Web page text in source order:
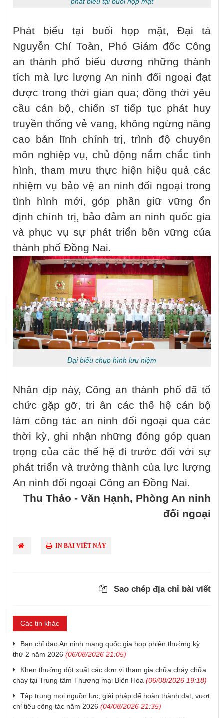
Phát biểu tại buổi họp mặt, Đại tá
Nguyễn Chí Toàn, Phó Giám đốc Công
an thành phố biểu dương những thành
tích mà lực lượng An ninh đối ngoại đạt
được trong thời gian qua; đồng thời yêu
cầu cán bộ, chiến sĩ tiếp tục phát huy
truyền thống vẻ vang, không ngừng nâng
cao bản lĩnh chính trị, trình độ chuyên
môn nghiệp vụ, chủ động nắm chắc tình
hình, tham mưu thực hiện hiệu quả các
nhiệm vụ bảo vệ an ninh đối ngoại trong
tình hình mới, góp phần giữ vững ổn
định chính trị, bảo đảm an ninh quốc gia
và phục vụ sự phát triển bền vững của
thành phố Đồng Nai.
Đại biểu chụp hình lưu niệm
Nhân dịp này, Công an thành phố đã tổ
chức gặp gỡ, tri ân các thế hệ cán bộ
làm công tác an ninh đối ngoại qua các
thời kỳ, ghi nhận những đóng góp quan
trọng của các thế hệ đi trước đối với sự
phát triển và trưởng thành của lực lượng
An ninh đối ngoại Công an Đồng Nai.
Thu Thảo - Văn Hạnh, Phòng An ninh
đối ngoại
IN BÀI VIẾT NÀY
Sao chép địa chỉ bài viết
Các tin khác
Ban chỉ đạo An ninh mạng quốc gia họp phiên thường kỳ
thứ 2 năm 2026 (06/08/2026 21:05)
Khen thưởng đột xuất các đơn vị tham gia chữa cháy chữa
cháy tại Trung tâm Thương mại Biên Hòa (06/08/2026 19:18)
Tập trung mọi nguồn lực, giải pháp để hoàn thành đạt, vượt
chỉ tiêu công tác năm 2026 (04/08/2026 21:35)